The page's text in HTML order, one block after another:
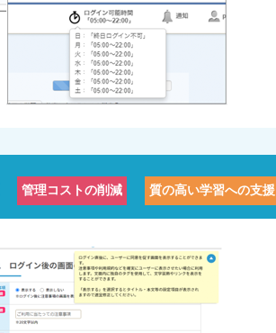
管理コストの削減 質の高い学習への支援